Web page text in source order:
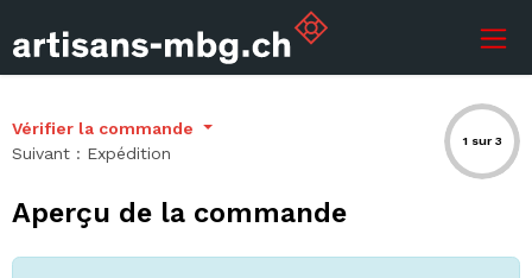
Vérifier la commande
Suivant : Expédition
1 sur 3
Aperçu de la commande